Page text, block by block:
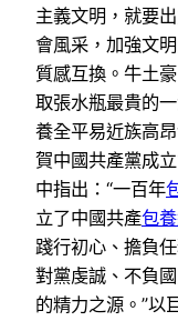
主義文明，就要
會風采，加強文
質感互換。牛土
取張水瓶最貴的
養全平易近族高
賀中國共產黨成
中指出：“一百年
立了中國共產包
踐行初心、擔負
對黨虔誠、不負
的精力之源。”以